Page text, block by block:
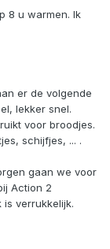
8 u warmen. Ik
er de volgende
lekker snel.
voor broodjes.
schijfjes, ... .
gaan we voor
Action 2
is verrukkelijk.